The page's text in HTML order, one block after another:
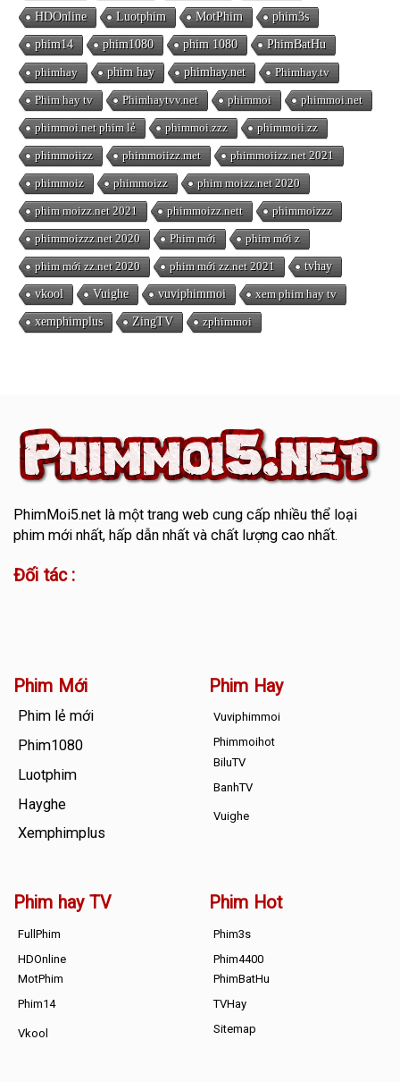
HDOnline Luotphim MotPhim phim3s
phim14 phim1080 phim 1080 PhimBatHu
phimhay phim hay phimhay.net Phimhay.tv
Phim hay tv Phimhaytvv.net phimmoi phimmoi.net
phimmoi.net phim lẻ phimmoi.zzz phimmoii.zz
phimmoiizz phimmoiizz.met phimmoiizz.net 2021
phimmoiz phimmoizz phim moizz.net 2020
phim moizz.net 2021 phimmoizz.nett phimmoizzz
phimmoizzz.net 2020 Phim mới phim mới z
phim mới zz.net 2020 phim mới zz.net 2021 tvhay
vkool Vuighe vuviphimmoi xem phim hay tv
xemphimplus ZingTV zphimmoi
PhimMoi5.netlà một trang web cung cấp nhiều thể loại
phim mới nhất, hấp dẫn nhất và chất lượng cao nhất.
Đối tác :
Phim Mới
Phim lẻ mới
Phim1080
Luotphim
Hayghe
Xemphimplus
Phim Hay
Vuviphimmoi
Phimmoihot
BiluTV
BanhTV
Vuighe
Phim hay TV
FullPhim
HDOnline
MotPhim
Phim14
Vkool
Phim Hot
Phim3s
Phim4400
PhimBatHu
TVHay
Sitemap